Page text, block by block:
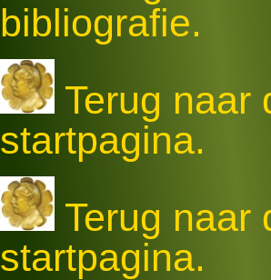
bibliografie.
Terug naar
startpagina.
Terug naar
startpagina.